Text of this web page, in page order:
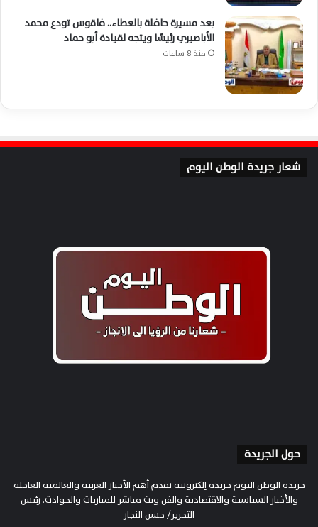
بعد مسيرة حافلة بالعطاء.. فاقوس تودع محمد
الأباصيري رئيسًا ويتجه لقيادة أبو حماد
منذ 8 ساعات
شعار جريدة الوطن اليوم
حول الجريدة
جريدة الوطن اليوم جريدة إلكترونية تقدم أهم الأخبار العربية والعالمية العاجلة
والأخبار السياسية والاقتصادية والفن وبث مباشر للمباريات والحوادث. رئيس
التحرير/ حسن النجار